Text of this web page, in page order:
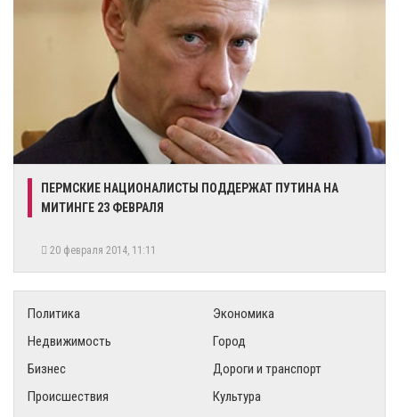
ПЕРМСКИЕ НАЦИОНАЛИСТЫ ПОДДЕРЖАТ ПУТИНА НА
МИТИНГЕ 23 ФЕВРАЛЯ
20 февраля 2014, 11:11
Политика
Экономика
Недвижимость
Город
Бизнес
Дороги и транспорт
Происшествия
Культура